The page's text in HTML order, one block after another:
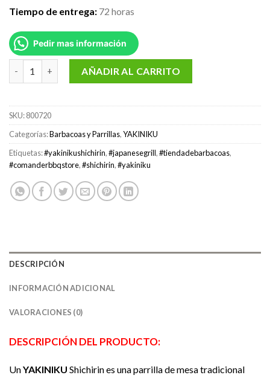
Tiempo de entrega: 72 horas
Pedir mas información
YAKINIKU MINI Round Shichirin | Teppanyaki & Hibachi grill
AÑADIR AL CARRITO
SKU:800720
Categorías:Barbacoas y Parrillas,YAKINIKU
Etiquetas:#yakinikushichirin,#japanesegrill,#tiendadebarbacoas,
#comanderbbqstore,#shichirin,#yakiniku
DESCRIPCIÓN
INFORMACIÓN ADICIONAL
VALORACIONES (0)
DESCRIPCIÓN DEL PRODUCTO:
UnYAKINIKU Shichirin es una parrilla de mesa tradicional